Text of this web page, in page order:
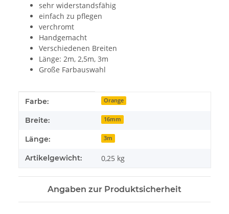
sehr widerstandsfähig
einfach zu pflegen
verchromt
Handgemacht
Verschiedenen Breiten
Länge: 2m, 2,5m, 3m
Große Farbauswahl
Produkteigenschaft
Wert
Farbe: Orange
Breite: 16mm
Länge: 3m
Artikelgewicht: 0,25 kg
Angaben zur Produktsicherheit